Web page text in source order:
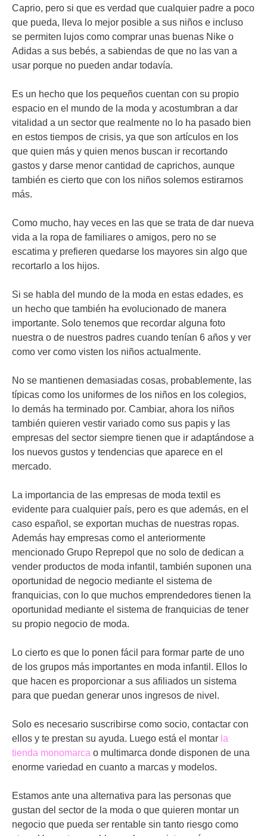
Caprio, pero si que es verdad que cualquier padre a poco
que pueda, lleva lo mejor posible a sus niños e incluso
se permiten lujos como comprar unas buenas Nike o
Adidas a sus bebés, a sabiendas de que no las van a
usar porque no pueden andar todavía.
Es un hecho que los pequeños cuentan con su propio
espacio en el mundo de la moda y acostumbran a dar
vitalidad a un sector que realmente no lo ha pasado bien
en estos tiempos de crisis, ya que son artículos en los
que quien más y quien menos buscan ir recortando
gastos y darse menor cantidad de caprichos, aunque
también es cierto que con los niños solemos estirarnos
más.
Como mucho, hay veces en las que se trata de dar nueva
vida a la ropa de familiares o amigos, pero no se
escatima y prefieren quedarse los mayores sin algo que
recortarlo a los hijos.
Si se habla del mundo de la moda en estas edades, es
un hecho que también ha evolucionado de manera
importante. Solo tenemos que recordar alguna foto
nuestra o de nuestros padres cuando tenían 6 años y ver
como ver como visten los niños actualmente.
No se mantienen demasiadas cosas, probablemente, las
típicas como los uniformes de los niños en los colegios,
lo demás ha terminado por. Cambiar, ahora los niños
también quieren vestir variado como sus papis y las
empresas del sector siempre tienen que ir adaptándose a
los nuevos gustos y tendencias que aparece en el
mercado.
La importancia de las empresas de moda textil es
evidente para cualquier país, pero es que además, en el
caso español, se exportan muchas de nuestras ropas.
Además hay empresas como el anteriormente
mencionado Grupo Reprepol que no solo de dedican a
vender productos de moda infantil, también suponen una
oportunidad de negocio mediante el sistema de
franquicias, con lo que muchos emprendedores tienen la
oportunidad mediante el sistema de franquicias de tener
su propio negocio de moda.
Lo cierto es que lo ponen fácil para formar parte de uno
de los grupos más importantes en moda infantil. Ellos lo
que hacen es proporcionar a sus afiliados un sistema
para que puedan generar unos ingresos de nivel.
Solo es necesario suscribirse como socio, contactar con
ellos y te prestan su ayuda. Luego está el montar la
tienda monomarca o multimarca donde disponen de una
enorme variedad en cuanto a marcas y modelos.
Estamos ante una alternativa para las personas que
gustan del sector de la moda o que quieren montar un
negocio que pueda ser rentable sin tanto riesgo como